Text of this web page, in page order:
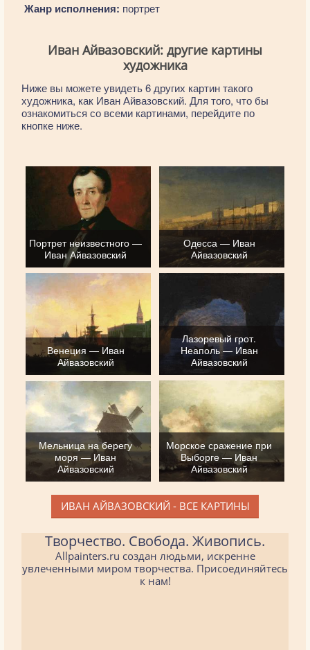
Жанр исполнения: портрет
Иван Айвазовский: другие картины
художника
Ниже вы можете увидеть 6 других картин такого
художника, как Иван Айвазовский. Для того, что бы
ознакомиться со всеми картинами, перейдите по
кнопке ниже.
Портрет неизвестного —
Иван Айвазовский
Одесса — Иван
Айвазовский
Венеция — Иван
Айвазовский
Лазоревый грот.
Неаполь — Иван
Айвазовский
Мельница на берегу
моря — Иван
Айвазовский
Морское сражение при
Выборге — Иван
Айвазовский
ИВАН АЙВАЗОВСКИЙ - ВСЕ КАРТИНЫ
Творчество. Свобода. Живопись.
Allpainters.ru создан людьми, искренне
увлеченными миром творчества. Присоединяйтесь
к нам!